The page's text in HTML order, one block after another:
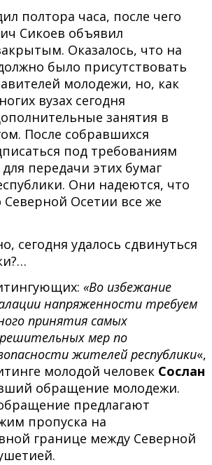
полтора часа, после чего
Сикоев объявил
Оказалось, что на
было присутствовать
молодежи, но, как
вузах сегодня
занятия в
После собравшихся
под требованиям
передачи этих бумаг
Они надеются, что
Северной Осетии все же
сегодня удалось сдвинуться
«Во избежание
напряженности требуем
принятия самых
мер по
жителей республики«,
молодой человек Сослан
обращение молодежи.
предлагают
пропуска на
границе между Северной